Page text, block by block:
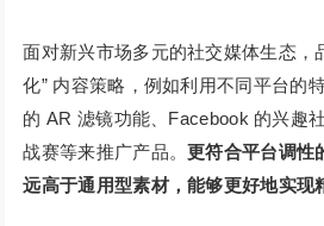
面对新兴市场多元的社交媒体生态，
化” 内容策略，例如利用不同平台的
的 AR 滤镜功能、Facebook 的兴趣
战赛等来推广产品。更符合平台调性
远高于通用型素材，能够更好地实现